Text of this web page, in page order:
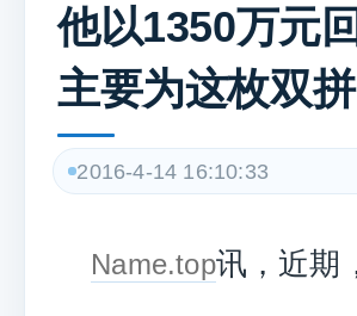
他以1350万元
主要为这枚双拼
2016-4-14 16:10:33
Name.top讯，近期